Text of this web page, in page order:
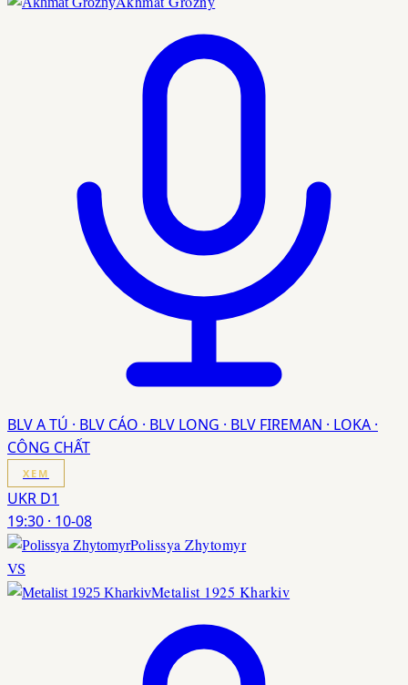
BLV A TÚ · BLV CÁO · BLV LONG · BLV FIREMAN · LOKA ·
CÔNG CHẤT
XEM
UKR D1
19:30 · 10-08
Polissya Zhytomyr
VS
Metalist 1925 Kharkiv